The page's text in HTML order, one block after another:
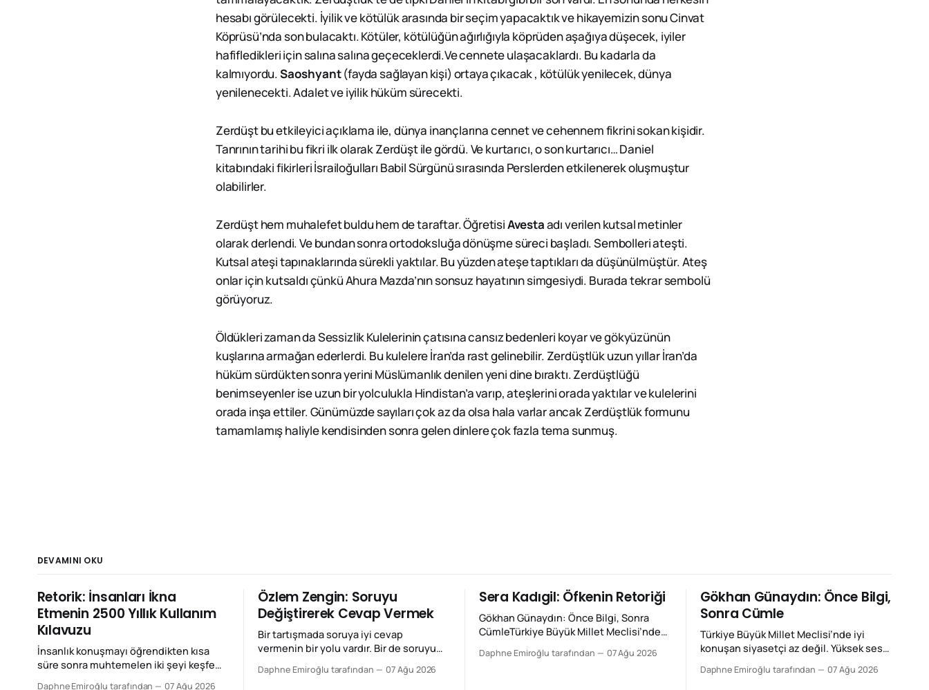
hesabı görülecekti. İyilik ve kötülük arasında bir seçim yapacaktık ve hikayemizin sonu Cinvat
Köprüsü’nda son bulacaktı. Kötüler, kötülüğün ağırlığıyla köprüden aşağıya düşecek, iyiler
hafifledikleri için salına salına geçeceklerdi.Ve cennete ulaşacaklardı. Bu kadarla da
kalmıyordu. Saoshyant(fayda sağlayan kişi) ortaya çıkacak , kötülük yenilecek, dünya
yenilenecekti. Adalet ve iyilik hüküm sürecekti.
Zerdüşt bu etkileyici açıklama ile, dünya inançlarına cennet ve cehennem fikrini sokan kişidir.
Tanrının tarihi bu fikri ilk olarak Zerdüşt ile gördü. Ve kurtarıcı, o son kurtarıcı… Daniel
kitabındaki fikirleri İsrailoğulları Babil Sürgünü sırasında Perslerden etkilenerek oluşmuştur
olabilirler.
Zerdüşt hem muhalefet buldu hem de taraftar. ÖğretisiAvestaadı verilen kutsal metinler
olarak derlendi. Ve bundan sonra ortodoksluğa dönüşme süreci başladı. Sembolleri ateşti.
Kutsal ateşi tapınaklarında sürekli yaktılar. Bu yüzden ateşe taptıkları da düşünülmüştür. Ateş
onlar için kutsaldı çünkü Ahura Mazda’nın sonsuz hayatının simgesiydi. Burada tekrar sembolü
görüyoruz.
Öldükleri zaman da Sessizlik Kulelerinin çatısına cansız bedenleri koyar ve gökyüzünün
kuşlarına armağan ederlerdi. Bu kulelere İran’da rast gelinebilir. Zerdüştlük uzun yıllar İran’da
hüküm sürdükten sonra yerini Müslümanlık denilen yeni dine bıraktı. Zerdüştlüğü
benimseyenler ise uzun bir yolculukla Hindistan’a varıp, ateşlerini orada yaktılar ve kulelerini
orada inşa ettiler. Günümüzde sayıları çok az da olsa hala varlar ancak Zerdüştlük formunu
tamamlamış haliyle kendisinden sonra gelen dinlere çok fazla tema sunmuş.
DEVAMINI OKU
Retorik: İnsanları İkna
Etmenin 2500 Yıllık Kullanım
Kılavuzu
İnsanlık konuşmayı öğrendikten kısa
süre sonra muhtemelen iki şeyi keşfetti:
Daphne Emiroğlu tarafından 07 Ağu 2026
Özlem Zengin: Soruyu
Değiştirerek Cevap Vermek
Bir tartışmada soruya iyi cevap
vermenin bir yolu vardır. Bir de soruyu
ustaca yapılır ki cevap aldığımızı
Daphne Emiroğlu tarafından 07 Ağu 2026
Sera Kadıgil: Öfkenin Retoriği
Gökhan Günaydın: Önce Bilgi, Sonra
CümleTürkiye Büyük Millet Meclisi’nde
sesle konuşan ise hiç az değil. Fakat
Daphne Emiroğlu tarafından 07 Ağu 2026
Gökhan Günaydın: Önce Bilgi,
Sonra Cümle
Türkiye Büyük Millet Meclisi’nde iyi
konuşan siyasetçi az değil. Yüksek sesle
şey değil. Şimdi size Gökhan Günaydın
Daphne Emiroğlu tarafından 07 Ağu 2026